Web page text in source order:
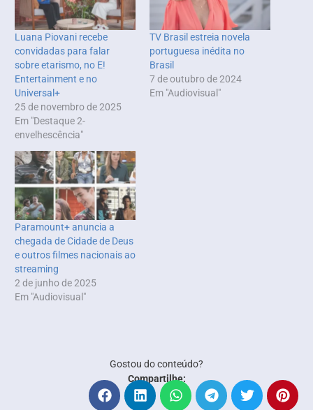
Luana Piovani recebe
convidadas para falar
sobre etarismo, no E!
Entertainment e no
Universal+
25 de novembro de 2025
Em "Destaque 2-
envelhescência"
TV Brasil estreia novela
portuguesa inédita no
Brasil
7 de outubro de 2024
Em "Audiovisual"
Paramount+ anuncia a
chegada de Cidade de Deus
e outros filmes nacionais ao
streaming
2 de junho de 2025
Em "Audiovisual"
Gostou do conteúdo?
Compartilhe: